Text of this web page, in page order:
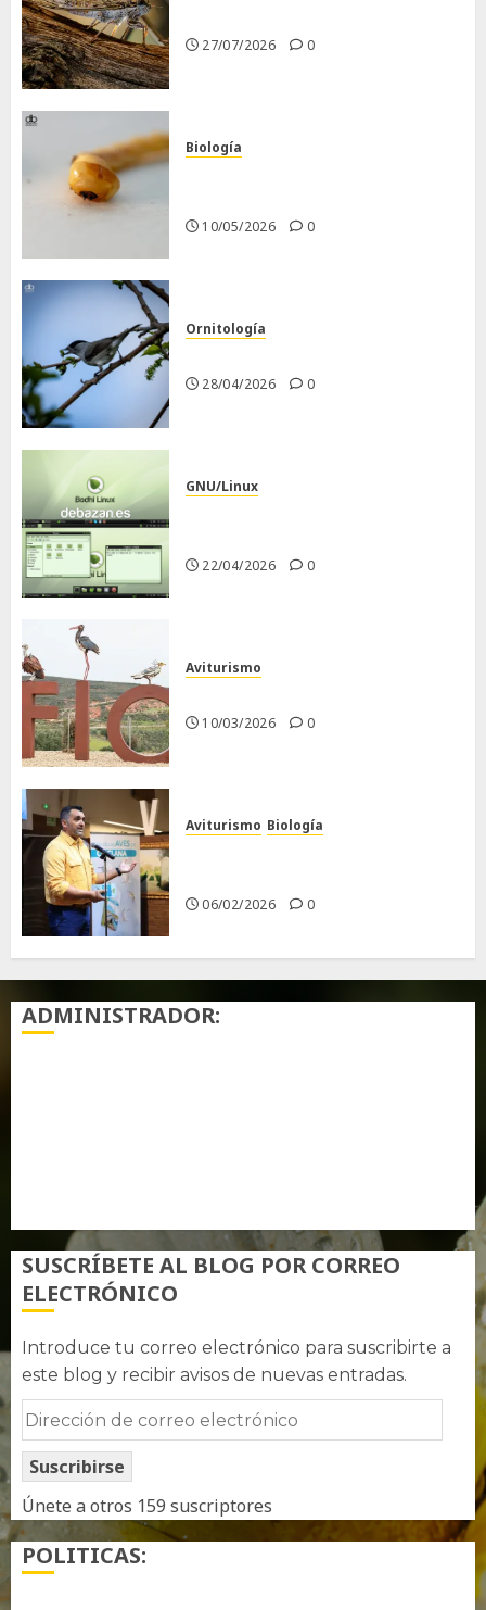
27/07/2026 0
Biología
10/05/2026 0
Ornitología
28/04/2026 0
GNU/Linux
22/04/2026 0
Aviturismo
10/03/2026 0
Aviturismo Biología
06/02/2026 0
ADMINISTRADOR:
SUSCRÍBETE AL BLOG POR CORREO
ELECTRÓNICO
Introduce tu correo electrónico para suscribirte a
este blog y recibir avisos de nuevas entradas.
Dirección
de
correo
electrónico
Suscribirse
Únete a otros 159 suscriptores
POLITICAS: